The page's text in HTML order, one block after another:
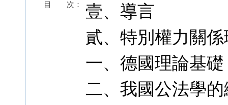
目 次：
壹、導言
貳、特別權力關
一、德國理論基礎
二、我國公法學